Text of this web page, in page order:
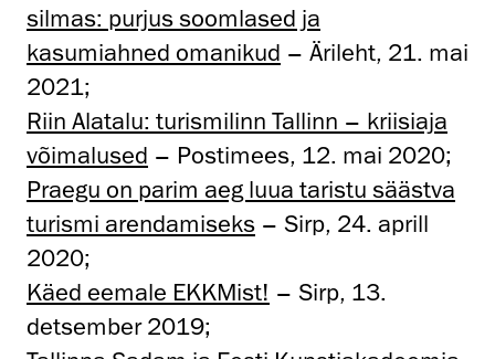
silmas: purjus soomlased ja
kasumiahned omanikud – Ärileht, 21. mai
2021;
Riin Alatalu: turismilinn Tallinn – kriisiaja
võimalused – Postimees, 12. mai 2020;
Praegu on parim aeg luua taristu säästva
turismi arendamiseks – Sirp, 24. aprill
2020;
Käed eemale EKKMist! – Sirp, 13.
detsember 2019;